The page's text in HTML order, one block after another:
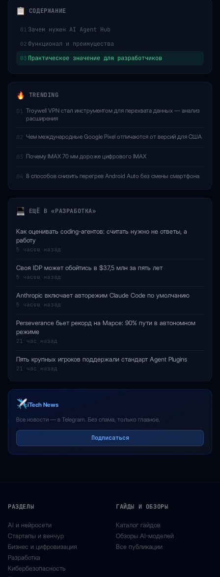
СОДЕРЖАНИЕ
01 Зачем нужен AI Agent Hub
02 Функционал и преимущества
03 Практическое значение для разработчиков
TRENDING
01 Troywell VPN стал инструментом для перехвата данных — анализ
расширения
02 Чем международные Google Pixel отличаются от версий для США
03 Почему IMAX 70 мм дороже цифрового IMAX
04 8 способов снизить перегрев Android Auto без смены смартфона
ЕЩЁ В «РАЗРАБОТКА»
Как оценивать coding-агентов: считать нужно не ответы, а
работу
5 часов назад
Своя IDP может обойтись в $37,5 млн за пять лет
5 часов назад
Anthropic включает авторежим Claude Code по умолчанию
5 часов назад
Perseverance бьет рекорд на Марсе: 90% пути в автономном
режиме
21 час назад
Пять крупных игроков поддержали стандарт Agent Plugins
21 час назад
iTech News
Все новости — в Telegram. Без спама, только главное.
Подписаться
РАЗДЕЛЫ
AI и нейросети
Стартапы и венчур
Бизнес и цифровизация
Разработка
Кибербезопасность
ГАЙДЫ И ОБЗОРЫ
Каталог гайдов
Обзоры AI-моделей
Все публикации